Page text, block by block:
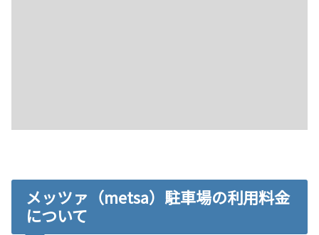
メッツァ（metsa）駐車場の利用料金
について